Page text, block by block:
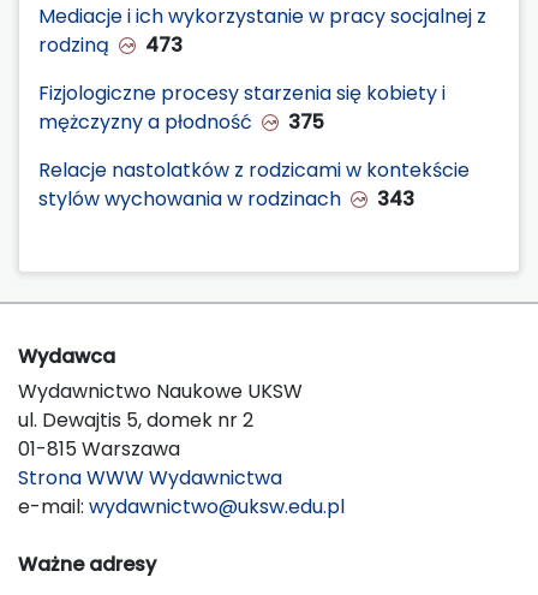
Mediacje i ich wykorzystanie w pracy socjalnej z
rodziną
473
Fizjologiczne procesy starzenia się kobiety i
mężczyzny a płodność
375
Relacje nastolatków z rodzicami w kontekście
stylów wychowania w rodzinach
343
Wydawca
Wydawnictwo Naukowe UKSW
ul. Dewajtis 5, domek nr 2
01-815 Warszawa
Strona WWW Wydawnictwa
e-mail: wydawnictwo@uksw.edu.pl
Ważne adresy